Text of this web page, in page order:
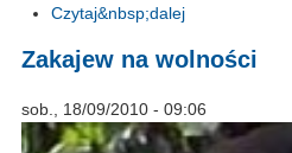
Czytaj&nbsp;dalej
Zakajew na wolności
sob., 18/09/2010 - 09:06